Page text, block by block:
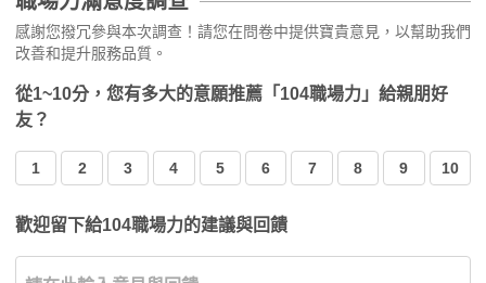
感謝您撥冗參與本次調查！請您在問卷中提供寶貴意見，以幫助我們
改善和提升服務品質。
從1~10分，您有多大的意願推薦「104職場力」給親朋好
友？
1 2 3 4 5 6 7 8 9 10
歡迎留下給104職場力的建議與回饋